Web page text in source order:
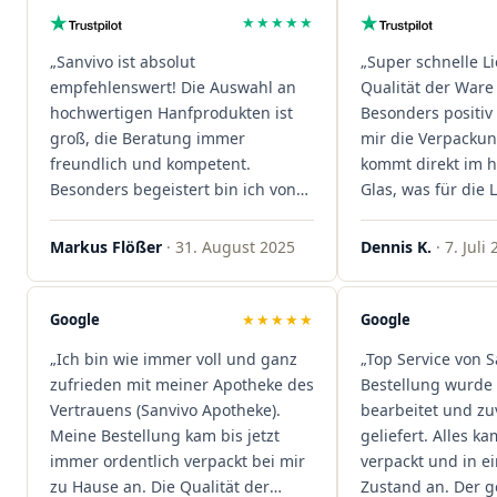
★★★★★
„Sanvivo ist absolut
empfehlenswert! Die Auswahl an
hochwertigen Hanfprodukten ist
groß, die Beratung immer
freundlich und kompetent.
Besonders begeistert bin ich von
der schnellen Rezeptannahme –
alles läuft unkompliziert und
sind extrem zügig, was mir jedes
Mal viel Zeit spart. Man merkt,
Kundenzufriedenheit an erster
Stelle stehen. Vielen Dank an das
Team von Sanvivo – ich bin
rundum begeistert!"
Markus Flößer · 31. August 2025
„Super schnelle
Qualität der
Besonders
mir die
kommt direkt im
Glas, was für die
ist. Ich bestelle
wieder!"
Dennis K. · 7. Juli
Google ★★★★★
„Ich bin wie immer voll und ganz
zufrieden mit meiner Apotheke des
Vertrauens (Sanvivo Apotheke).
Meine Bestellung kam bis jetzt
immer ordentlich verpackt bei mir
zu Hause an. Die Qualität der
Google
„Top Service von
Bestellung wurde
bearbeitet und
geliefert. Alles
verpackt und in
Zustand an. Der